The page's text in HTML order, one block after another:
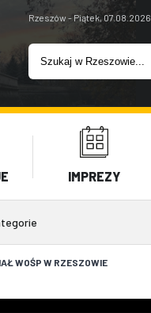
Rzeszów - Piątek, 07.08.2026
IMPREZY
WOŚP W RZESZOWIE